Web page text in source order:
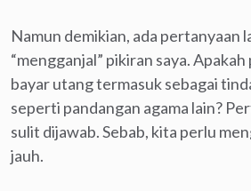
Namun demikian, ada pertanyaan
“mengganjal” pikiran saya.
bayar utang termasuk sebagai
seperti pandangan agama lain?
sulit dijawab. Sebab, kita perlu
jauh.